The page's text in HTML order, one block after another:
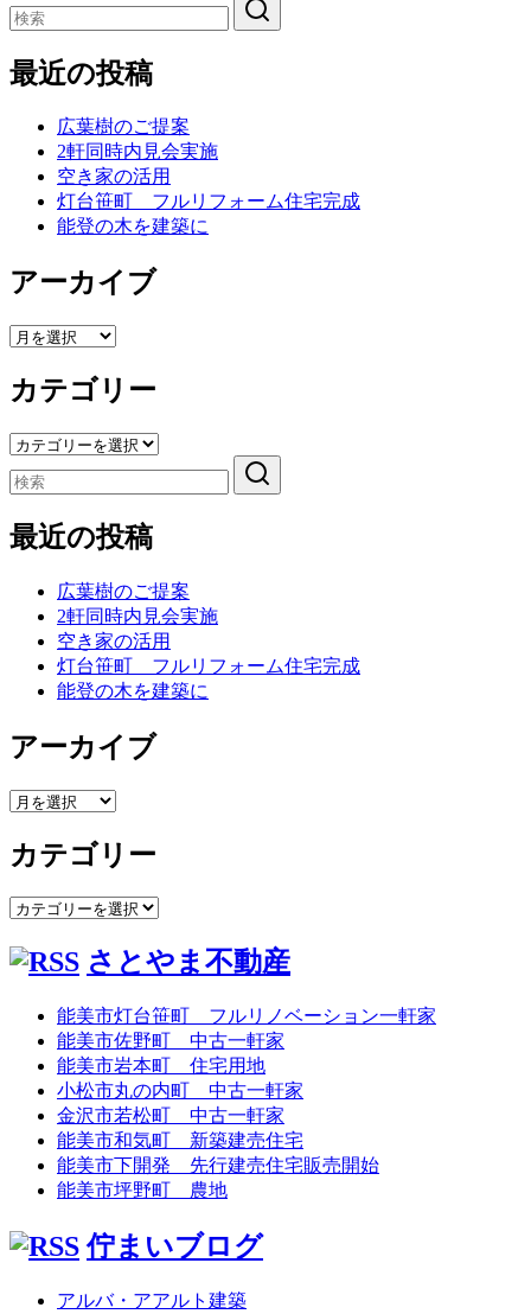
最近の投稿
広葉樹のご提案
2軒同時内見会実施
空き家の活用
灯台笹町 フルリフォーム住宅完成
能登の木を建築に
アーカイブ
ア
カ
イ
ブ
カテゴリー
カ
テ
ゴ
ー
最近の投稿
広葉樹のご提案
2軒同時内見会実施
空き家の活用
灯台笹町 フルリフォーム住宅完成
能登の木を建築に
アーカイブ
ア
カ
イ
ブ
カテゴリー
カ
ゴ
さとやま不動産
能美市灯台笹町 フルリノベーション一軒家
能美市佐野町 中古一軒家
能美市岩本町 住宅用地
小松市丸の内町 中古一軒家
金沢市若松町 中古一軒家
能美市和気町 新築建売住宅
能美市下開発 先行建売住宅販売開始
能美市坪野町 農地
佇まいブログ
アルバ・アアルト建築